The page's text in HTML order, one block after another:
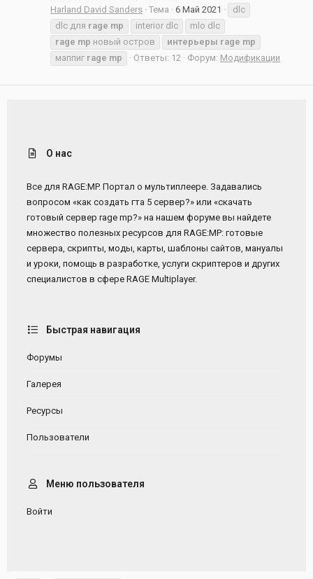
Harland David Sanders Тема 6 Май 2021
dlc
dlc для rage mp interior dlc
mlo dlc
rage mp новый остров интерьеры rage mp
маппиг rage mp Ответы: 12 Форум: Модификации
О нас
Все для RAGE:MP. Портал о мультиплеере. Задавались
вопросом «как создать гта 5 сервер?» или «скачать
готовый сервер rage mp?» на нашем форуме вы найдете
множество полезных ресурсов для RAGE:MP: готовые
сервера, скрипты, моды, карты, шаблоны сайтов, мануалы
и уроки, помощь в разработке, услуги скриптеров и других
специалистов в сфере RAGE Multiplayer.
Быстрая навигация
Форумы
Галерея
Ресурсы
Пользователи
Меню пользователя
Войти